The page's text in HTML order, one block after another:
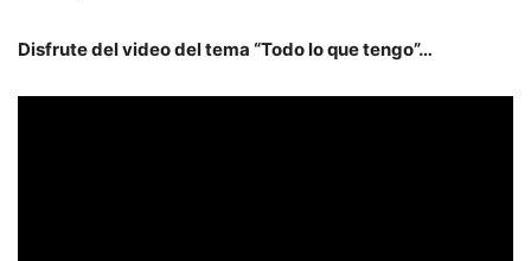
Disfrute del video del tema “Todo lo que tengo”…